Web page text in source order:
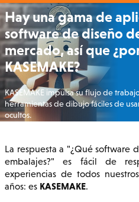
Hay una gama de
software de diseño
mercado, así que
KASEMAKE?
KASEMAKE impulsa su flujo de
herramientas de dibujo fáciles de
ocultos.
La respuesta a "¿Qué software
embalajes?" es fácil de
experiencias de todos
años: es KASEMAKE.